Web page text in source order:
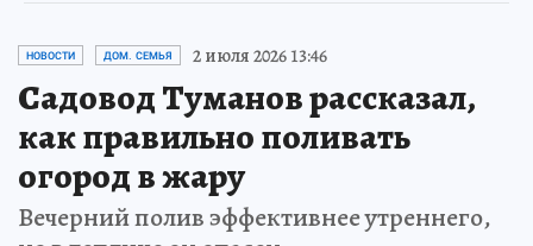
НОВОСТИ ДОМ. СЕМЬЯ 2 июля 2026 13:46
Садовод Туманов рассказал,
как правильно поливать
огород в жару
Вечерний полив эффективнее утреннего,